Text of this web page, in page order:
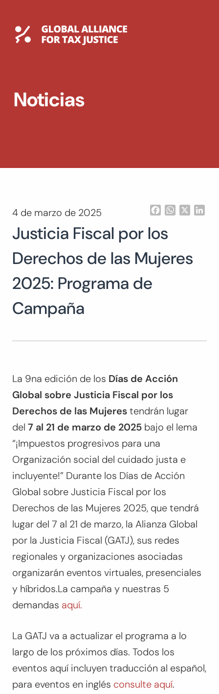
contenidoGlobal Tax Justice
Buscar:
Noticias
4 de marzo de 2025 FacebookWhatsApp
Justicia Fiscal por los
Derechos de las Mujeres
2025: Programa de
Campaña
La 9na edición de los Días de Acción
Global sobre Justicia Fiscal por los
Derechos de las Mujerestendrán lugar
del 7 al 21 de marzo de 2025 bajo el lema
“¡Impuestos progresivos para una
Organización social del cuidado justa e
incluyente!” Durante los Días de Acción
Global sobre Justicia Fiscal por los
Derechos de las Mujeres 2025, que tendrá
lugar del 7 al 21 de marzo, la Alianza Global
por la Justicia Fiscal (GATJ), sus redes
regionales y organizaciones asociadas
organizarán eventos virtuales, presenciales
y híbridos.La campaña y nuestras 5
demandas aquí.
La GATJ va a actualizar el programa a lo
largo de los próximos días. Todos los
eventos aquí incluyen traducción al español,
para eventos en inglés consulte aquí.